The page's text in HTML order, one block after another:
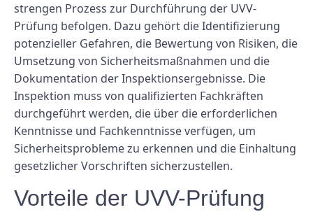
strengen Prozess zur Durchführung der UVV-
Prüfung befolgen. Dazu gehört die Identifizierung
potenzieller Gefahren, die Bewertung von Risiken, die
Umsetzung von Sicherheitsmaßnahmen und die
Dokumentation der Inspektionsergebnisse. Die
Inspektion muss von qualifizierten Fachkräften
durchgeführt werden, die über die erforderlichen
Kenntnisse und Fachkenntnisse verfügen, um
Sicherheitsprobleme zu erkennen und die Einhaltung
gesetzlicher Vorschriften sicherzustellen.
Vorteile der UVV-Prüfung